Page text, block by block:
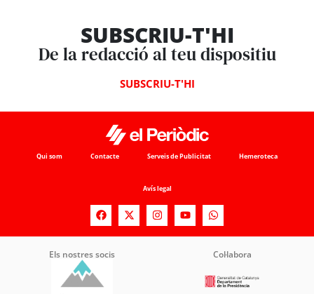
SUBSCRIU-T'HI
De la redacció al teu dispositiu
SUBSCRIU-T'HI
Qui som Contacte Serveis de Publicitat Hemeroteca
Avís legal
Els nostres socis Col·labora